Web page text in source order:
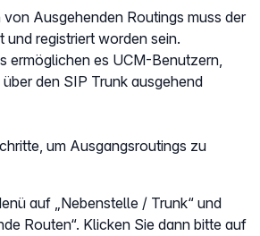
Ausgehenden Routings muss der
und registriert worden sein.
ermöglichen es UCM-Benutzern,
den SIP Trunk ausgehend
um Ausgangsroutings zu
auf „Nebenstelle / Trunk“ und
Routen“. Klicken Sie dann bitte auf